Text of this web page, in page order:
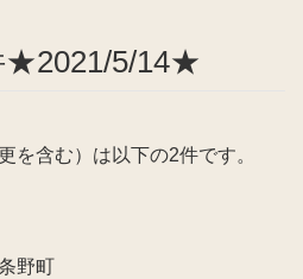
★2021/5/14★
を含む）は以下の2件です。
野町